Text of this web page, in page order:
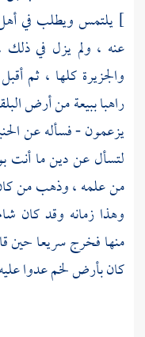
] يلتمس ويطلب في
عنه ، ولم يزل في
والجزيرةكلها ، ثم
راهبا ببيعة من أرض
يزعمون - فسأله عن
لتسأل عن دين ما أنت
من علمه ، وذهب من
وهذا زمانه وقد كان
منها فخرج سريعا حين
كان بأرض لخم عدوا